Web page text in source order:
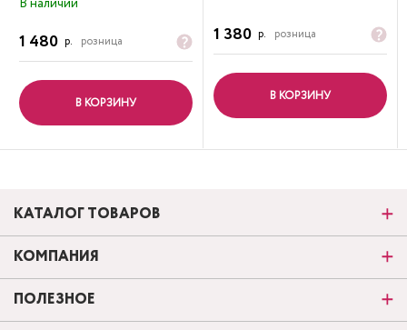
В наличии
1 480 р. розница
В КОРЗИНУ
1 380 р. розница
В КОРЗИНУ
КАТАЛОГ ТОВАРОВ
КОМПАНИЯ
ПОЛЕЗНОЕ